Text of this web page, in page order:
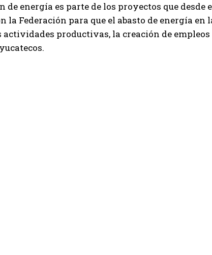
de energía es parte de los proyectos que desde
Federación para que el abasto de energía
productivas, la creación de